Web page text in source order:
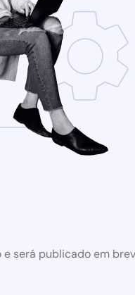
e será publicado em